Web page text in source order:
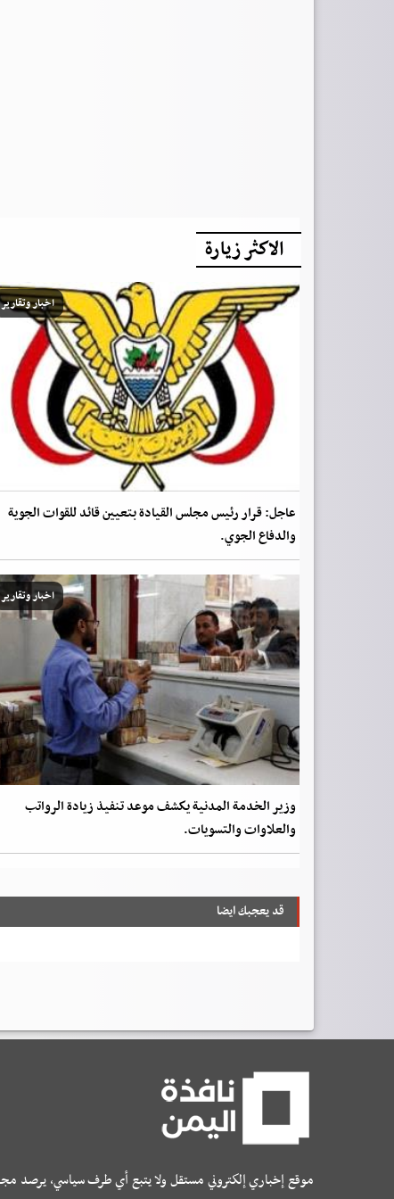
الاكثر زيارة
اخبار وتقارير
عاجل: قرار رئيس مجلس القيادة بتعيين قائد للقوات الجوية
والدفاع الجوي.
اخبار وتقارير
وزير الخدمة المدنية يكشف موعد تنفيذ زيادة الرواتب
والعلاوات والتسويات.
قد يعجبك ايضا
موقع إخباري إلكتروني مستقل ولا يتبع أي طرف سياسي، يرصد